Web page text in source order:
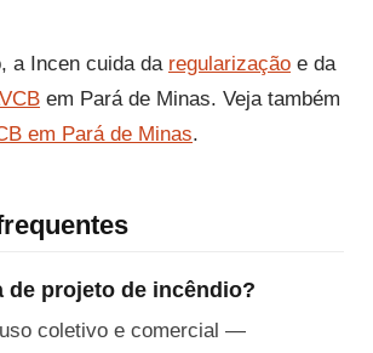
a Incen cuida da regularização e da
em Pará de Minas. Veja também
em Pará de Minas.
de projeto de incêndio?
coletivo e comercial —